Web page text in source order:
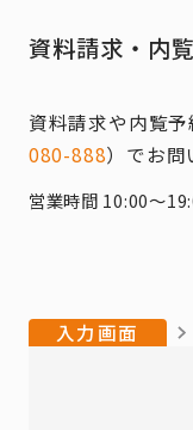
資料請求・内
資料請求や内覧
080-888）でお問
営業時間 10:00～
入力画面